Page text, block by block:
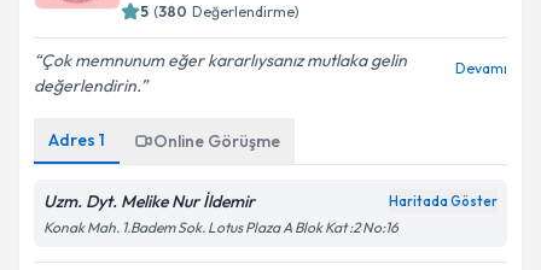
5 (380 Değerlendirme)
Çok memnunum eğer kararlıysanız mutlaka gelin
değerlendirin.
Devamı
Adres 1 Online Görüşme
Uzm. Dyt. Melike Nur İldemir Haritada Göster
Konak Mah. 1.Badem Sok. Lotus Plaza A Blok Kat :2 No:16